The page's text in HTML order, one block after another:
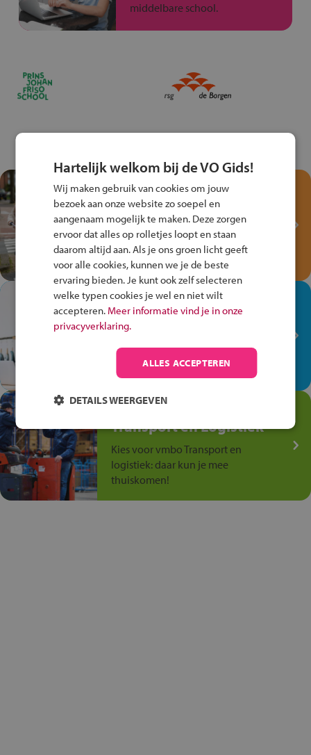
middelbare school.
Test je kennis met het
Fiets Veilig
Verkeersspel!
Speel het Fiets Veilig Verkeersspel
en win een Cortina-fiets!
In de winkel ben je op je
plek!
op de winkelvloer, waar elke dag
anders is!
Jouw talent in de
Transport en Logistiek
Kies voor vmbo Transport en
logistiek: daar kun je mee
thuiskomen!
Hartelijk welkom bij de VO Gids!
Wij maken gebruik van cookies om jouw
bezoek aan onze website zo soepel en
aangenaam mogelijk te maken. Deze zorgen
ervoor dat alles op rolletjes loopt en staan
daarom altijd aan. Als je ons groen licht geeft
voor alle cookies, kunnen we je de beste
ervaring bieden. Je kunt ook zelf selecteren
welke typen cookies je wel en niet wilt
accepteren. Meer informatie vind je in onze
privacyverklaring.
ALLES ACCEPTEREN
DETAILS WEERGEVEN